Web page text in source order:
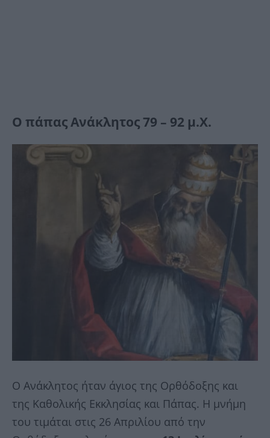
Ο πάπας Ανάκλητος 79 – 92 μ.Χ.
Ο Ανάκλητος ήταν άγιος της Ορθόδοξης και
της Καθολικής Εκκλησίας και Πάπας. Η μνήμη
του τιμάται στις 26 Απριλίου από την